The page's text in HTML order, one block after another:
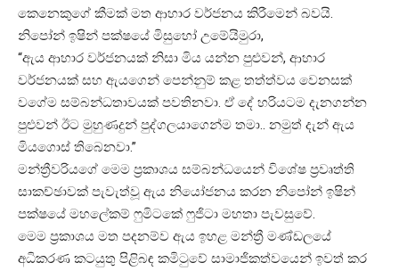
කෙනෙකුගේ කීමක් මත ආහාර වර්ජනය කිරීමෙන් බවයි.
නිපෝන් ඉෂින් පක්ෂයේ මිසුහෝ උමේයිමුරා,
“ඇය ආහාර වර්ජනයක් නිසා මිය යන්න පුළුවන්, ආහාර
වර්ජනයක් සහ ඇයගෙන් පෙන්නුම් කළ තත්ත්වය වෙනසක්
වගේම සම්බන්ධතාවයක් පවතිනවා. ඒ දේ හරියටම දැනගන්න
පුළුවන් ඊට මුහුණදුන් පුද්ගලයාගෙන්ම තමා.. නමුත් දැන් ඇය
මියගොස් තිබෙනවා.”
මන්ත්‍රීවරියගේ මෙම ප්‍රකාශය සම්බන්ධයෙන් විශේෂ ප්‍රවෘත්ති
සාකච්ඡාවක් පැවැත්වූ ඇය නියෝජනය කරන නිපෝන් ඉෂින්
පක්ෂයේ මහලේකම් ෆුමිටකේ ෆුජිටා මහතා පැවසුවේ.
මෙම ප්‍රකාශය මත පදනම්ව ඇය ඉහළ මන්ත්‍රී මණ්ඩලයේ
අධිකරණ කටයුතු පිළිබඳ කමිටුවේ සාමාජිකත්වයෙන් ඉවත් කර